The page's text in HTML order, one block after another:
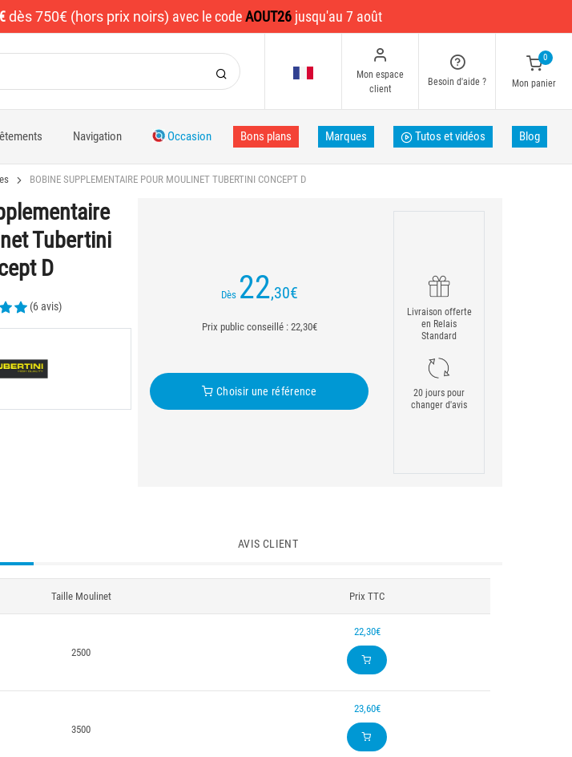
dès 750€ (hors prix noirs) avec le codeAOUT26 jusqu'au 7 août
Mon espace
client
Besoin d'aide ?
0
Mon panier
Navigation Occasion Bons plans Marques Tutos et vidéos Blog
BOBINE SUPPLEMENTAIRE POUR MOULINET TUBERTINI CONCEPT D
Tubertini
D
(6 avis)
Dès 22,30€
Prix public conseillé : 22,30€
Choisir une référence
Livraison offerte
en Relais
Standard
20 jours pour
changer d'avis
AVIS CLIENT
Taille Moulinet Prix TTC
2500
22,30€
3500
23,60€